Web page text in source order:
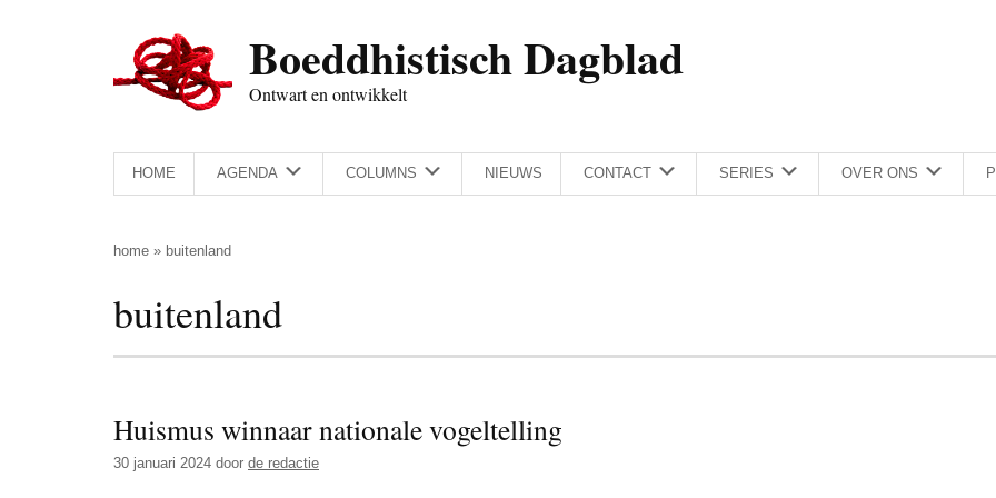
Boeddhistisch Dagblad
Ontwart en ontwikkelt
HOME AGENDA COLUMNS NIEUWS CONTACT SERIES OVER ONS
home » buitenland
buitenland
Huismus winnaar nationale vogeltelling
30 januari 2024 door de redactie